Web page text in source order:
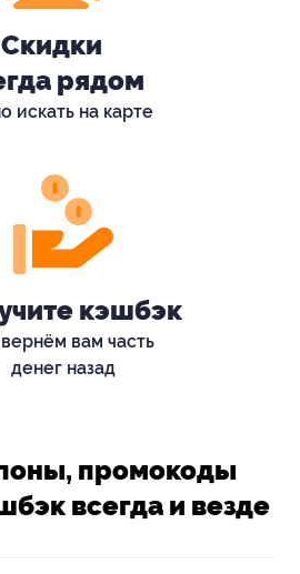
Скидки
рядом
искать на карте
кэшбэк
вам часть
денег назад
промокоды
всегда и везде